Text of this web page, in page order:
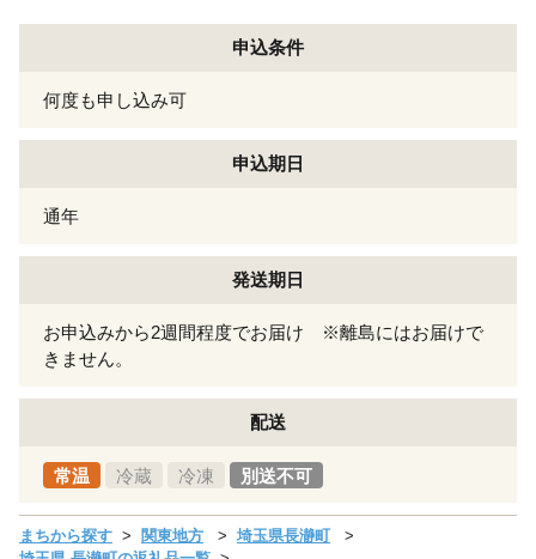
申込条件
何度も申し込み可
申込期日
通年
発送期日
お申込みから2週間程度でお届け ※離島にはお届けで
きません。
配送
常温 冷蔵 冷凍 別送不可
まちから探す 関東地方
埼玉県長瀞町